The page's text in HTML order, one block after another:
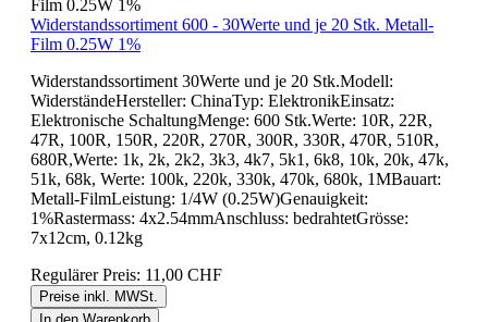
Widerstandssortiment 600 - 30Werte und je 20 Stk. Metall-
Film 0.25W 1%
Widerstandssortiment 30Werte und je 20 Stk.Modell:
WiderständeHersteller: ChinaTyp: ElektronikEinsatz:
Elektronische SchaltungMenge: 600 Stk.Werte: 10R, 22R,
47R, 100R, 150R, 220R, 270R, 300R, 330R, 470R, 510R,
680R,Werte: 1k, 2k, 2k2, 3k3, 4k7, 5k1, 6k8, 10k, 20k, 47k,
51k, 68k, Werte: 100k, 220k, 330k, 470k, 680k, 1MBauart:
Metall-FilmLeistung: 1/4W (0.25W)Genauigkeit:
1%Rastermass: 4x2.54mmAnschluss: bedrahtetGrösse:
7x12cm, 0.12kg
Regulärer Preis: 11,00 CHF
Preise inkl. MWSt.